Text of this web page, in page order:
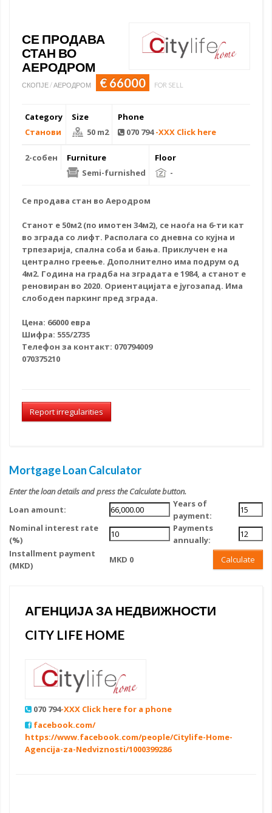
СЕ ПРОДАВА
СТАН ВО
АЕРОДРОМ
СКОПЈЕ / АЕРОДРОМ € 66000 FOR SELL
Category
Станови
Size
50 m2
Phone
070 794-XXX Click here
2-собен
Furniture
Semi-furnished
Floor
-
Се продава стан во Аеродром
Станот е 50м2 (по имотен 34м2), се наоѓа на 6-ти кат
во зграда со лифт. Располага со дневна со кујна и
трпезарија, спална соба и бања. Приклучен е на
централно греење. Дополнително има подрум од
4м2. Година на градба на зградата е 1984, а станот е
реновиран во 2020. Ориентацијата е југозапад. Има
слободен паркинг пред зграда.
Цена: 66000 евра
Шифра: 555/2735
Телефон за контакт: 070794009
070375210
Report irregularities
Mortgage Loan Calculator
Enter the loan details and press the Calculate button.
Loan amount:
Years of
payment:
Nominal interest rate
(%)
Payments
annually:
Installment payment
(MKD)
MKD 0 Calculate
АГЕНЦИЈА ЗА НЕДВИЖНОСТИ
CITY LIFE HOME
070 794-XXX Click here for a phone
facebook.com/
https://www.facebook.com/people/Citylife-Home-
Agencija-za-Nedviznosti/1000399286